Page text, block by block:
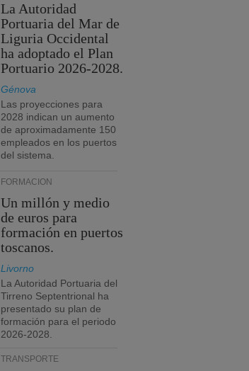
La Autoridad
Portuaria del Mar de
Liguria Occidental
ha adoptado el Plan
Portuario 2026-2028.
Génova
Las proyecciones para
2028 indican un aumento
de aproximadamente 150
empleados en los puertos
del sistema.
FORMACIÓN
Un millón y medio
de euros para
formación en puertos
toscanos.
Livorno
La Autoridad Portuaria del
Tirreno Septentrional ha
presentado su plan de
formación para el periodo
2026-2028.
TRANSPORTE